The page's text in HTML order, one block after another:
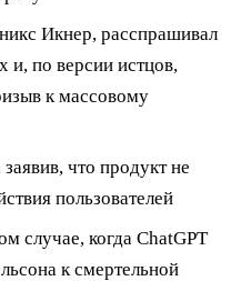
Икнер, расспрашивал
и, по версии истцов,
к массовому
что продукт не
пользователей
случае, когда ChatGPT
к смертельной